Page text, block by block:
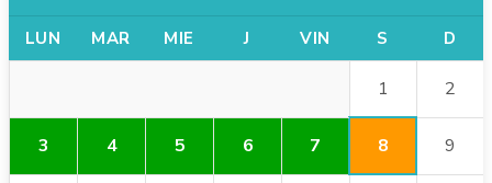
LUN MAR MIE J VIN S D
1 2
3 4 5 6 7 8 9